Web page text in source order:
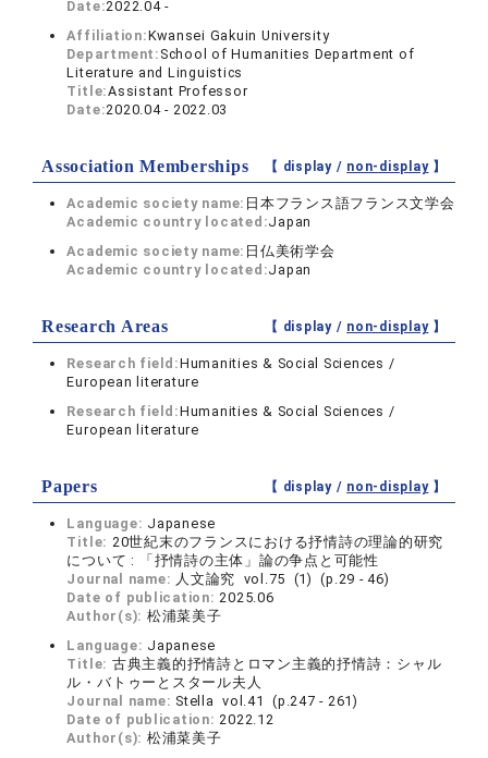
Date:2022.04 -
Affiliation:Kwansei Gakuin University
Department: School of Humanities Department of
Literature and Linguistics
Title:Assistant Professor
Date:2020.04 - 2022.03
Association Memberships 【 display / non-display】
Academic society name: 日本フランス語フランス文学会
Academic country located:Japan
Academic society name: 日仏美術学会
Academic country located:Japan
Research Areas 【 display / non-display】
Research field:Humanities & Social Sciences /
European literature
Research field:Humanities & Social Sciences /
European literature
Papers 【 display / non-display】
Language: Japanese
Title: 20世紀末のフランスにおける抒情詩の理論的研究
について : 「抒情詩の主体」論の争点と可能性
Journal name: 人文論究 vol.75 (1) (p.29 - 46)
Date of publication:2025.06
Author(s): 松浦菜美子
Language: Japanese
Title: 古典主義的抒情詩とロマン主義的抒情詩：シャル
ル・バトゥーとスタール夫人
Journal name: Stella vol.41 (p.247 - 261)
Date of publication:2022.12
Author(s): 松浦菜美子